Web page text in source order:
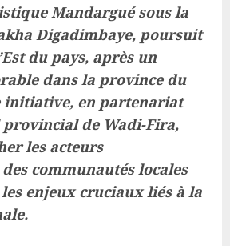
Mandargué sous la
Digadimbaye, poursuit
du pays, après un
dans la province du
initiative, en partenariat
provincial de Wadi-Fira,
les acteurs
communautés locales
enjeux cruciaux liés à la